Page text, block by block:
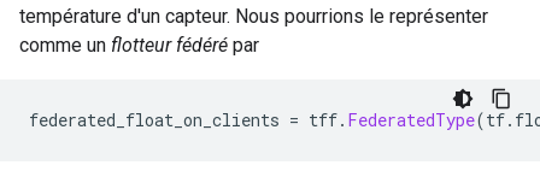
température d'un capteur. Nous pourrions le représenter
comme un flotteur fédéré par
federated_float_on_clients = tff. FederatedType(tf.